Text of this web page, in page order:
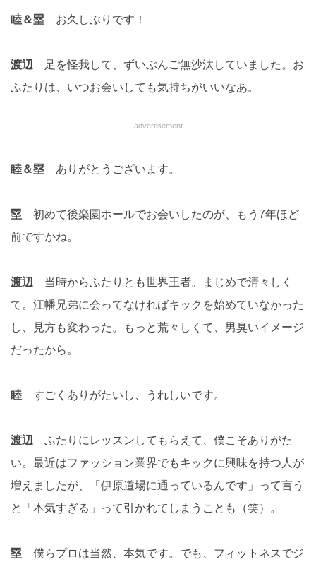
睦＆塁 お久しぶりです！
渡辺 足を怪我して、ずいぶんご無沙汰していました。お
ふたりは、いつお会いしても気持ちがいいなあ。
advertisement
睦＆塁 ありがとうございます。
塁 初めて後楽園ホールでお会いしたのが、もう7年ほど
前ですかね。
渡辺 当時からふたりとも世界王者。まじめで清々しく
て。江幡兄弟に会ってなければキックを始めていなかった
し、見方も変わった。もっと荒々しくて、男臭いイメージ
だったから。
睦 すごくありがたいし、うれしいです。
渡辺 ふたりにレッスンしてもらえて、僕こそありがた
い。最近はファッション業界でもキックに興味を持つ人が
増えましたが、「伊原道場に通っているんです」って言う
と「本気すぎる」って引かれてしまうことも（笑）。
塁 僕らプロは当然、本気です。でも、フィットネスでジ